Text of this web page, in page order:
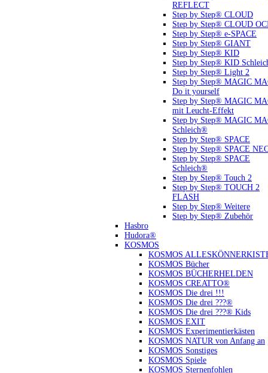
REFLECT
Step by Step® CLOUD
Step by Step® CLOUD
Step by Step® e-SPACE
Step by Step® GIANT
Step by Step® KID
Step by Step® KID
Step by Step® Light 2
Step by Step® MAGIC
Do it yourself
Step by Step® MAGIC
mit Leucht-Effekt
Step by Step® MAGIC
Schleich®
Step by Step® SPACE
Step by Step® SPACE
Step by Step® SPACE
Schleich®
Step by Step® Touch 2
Step by Step® TOUCH 2
FLASH
Step by Step® Weitere
Step by Step® Zubehör
Hasbro
Hudora®
KOSMOS
KOSMOS
KOSMOS Bücher
KOSMOS BÜCHERHELDEN
KOSMOS CREATTO®
KOSMOS Die drei !!!
KOSMOS Die drei ???®
KOSMOS Die drei ???® Kids
KOSMOS EXIT
KOSMOS Experimentierkästen
KOSMOS NATUR von Anfang an
KOSMOS Sonstiges
KOSMOS Spiele
KOSMOS Sternenfohlen